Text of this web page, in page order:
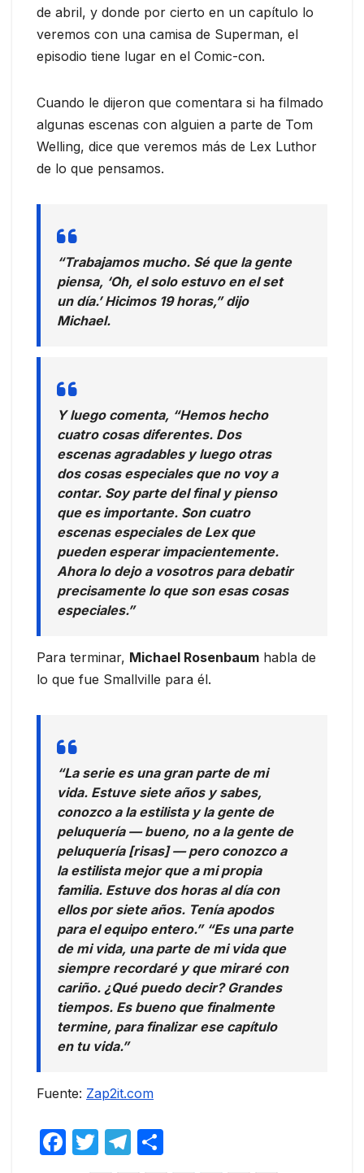
de abril, y donde por cierto en un capítulo lo
veremos con una camisa de Superman, el
episodio tiene lugar en el Comic-con.
Cuando le dijeron que comentara si ha filmado
algunas escenas con alguien a parte de Tom
Welling, dice que veremos más de Lex Luthor
de lo que pensamos.
“Trabajamos mucho. Sé que la gente
piensa, ‘Oh, el solo estuvo en el set
un día.’ Hicimos 19 horas,” dijo
Michael.
Y luego comenta, “Hemos hecho
cuatro cosas diferentes. Dos
escenas agradables y luego otras
dos cosas especiales que no voy a
contar. Soy parte del final y pienso
que es importante. Son cuatro
escenas especiales de Lex que
pueden esperar impacientemente.
Ahora lo dejo a vosotros para debatir
precisamente lo que son esas cosas
especiales.”
Para terminar, Michael Rosenbaum habla de
lo que fue Smallville para él.
“La serie es una gran parte de mi
vida. Estuve siete años y sabes,
conozco a la estilista y la gente de
peluquería — bueno, no a la gente de
peluquería [risas] — pero conozco a
la estilista mejor que a mi propia
familia. Estuve dos horas al día con
ellos por siete años. Tenía apodos
para el equipo entero.” “Es una parte
de mi vida, una parte de mi vida que
siempre recordaré y que miraré con
cariño. ¿Qué puedo decir? Grandes
tiempos. Es bueno que finalmente
termine, para finalizar ese capítulo
en tu vida.”
Fuente: Zap2it.com
F
T
T